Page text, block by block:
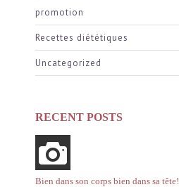
promotion
Recettes diététiques
Uncategorized
RECENT POSTS
Bien dans son corps bien dans sa tête!